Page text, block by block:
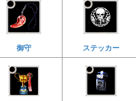
御守 ステッカー